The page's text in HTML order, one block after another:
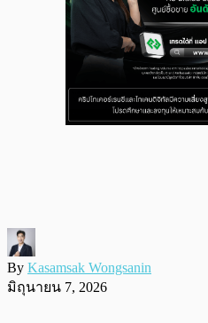
By Kasamsak Wongsanin
มิถุนายน 7, 2026